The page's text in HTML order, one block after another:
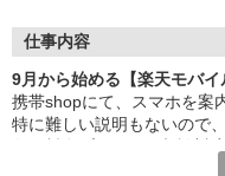
ずっと先まで役に立ちます
丁寧な研修もあるので、
みなさんから働きやすい
最新アプリ事情やお得な
スマホの裏ワザを学べる
仕事内容
9月から始める【楽天モバ
携帯shopにて、スマホを案
特に難しい説明もないので